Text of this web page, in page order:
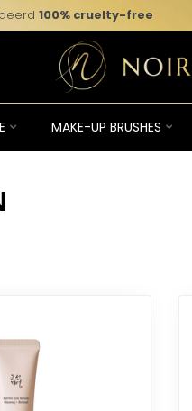
100% cruelty-free
MAKE-UP BRUSHES